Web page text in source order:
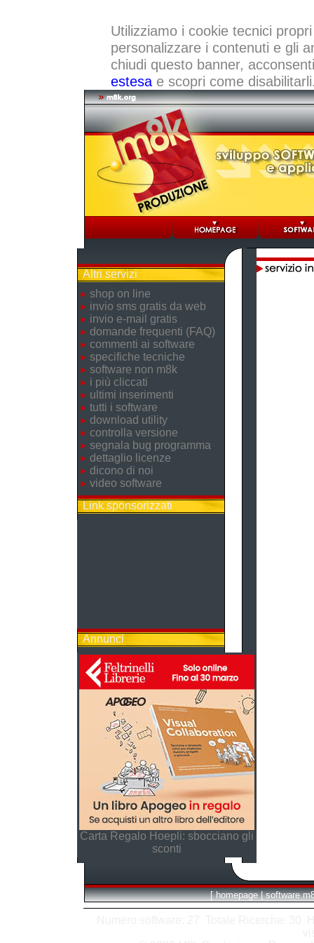
Utilizziamo i cookie tecnici
personalizzare i contenuti e gli
chiudi questo banner,
estesae scopri come
Altri servizi
shop on line
invio sms gratis da web
invio e-mail gratis
domande frequenti (FAQ)
commenti ai software
specifiche tecniche
software non m8k
i più cliccati
ultimi inserimenti
tutti i software
download utility
controlla versione
segnala bug programma
dettaglio licenze
dicono di noi
video software
Link sponsorizzati
Annunci
Carta Regalo Hoepli: sbocciano gli
sconti
[ homepage | software